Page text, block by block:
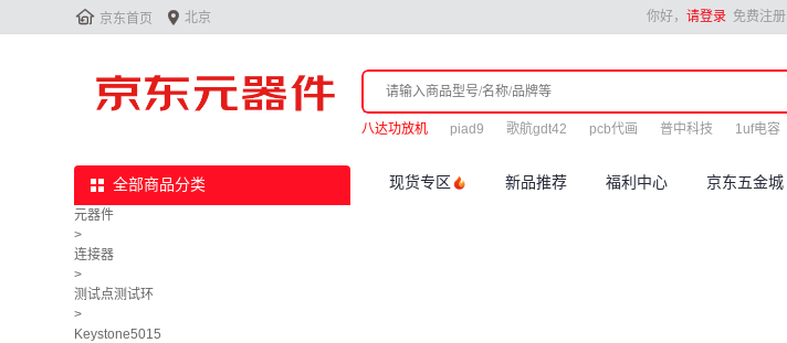
 京东首页  北京 你好， 请登录 免费注册
八达功放机 piad9 歌航gdt42 pcb代画 普中科技 1uf电容
全部商品分类 现货专区 新品推荐 福利中心 京东五金城
元器件
>
连接器
>
测试点测试环
>
Keystone5015